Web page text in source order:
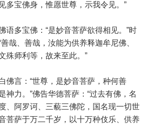
多宝佛身，惟愿世尊，示我令见。”
多宝佛：“是妙音菩萨欲得相见。”时
哉、善哉，汝能为供养释迦牟尼佛、
殊师利等，故来至此。”
言：“世尊，是妙音菩萨，种何善
神力。”佛告华德菩萨：“过去有佛，名
、阿罗诃、三藐三佛陀，国名现一切世
菩萨于万二千岁，以十万种伎乐、供养